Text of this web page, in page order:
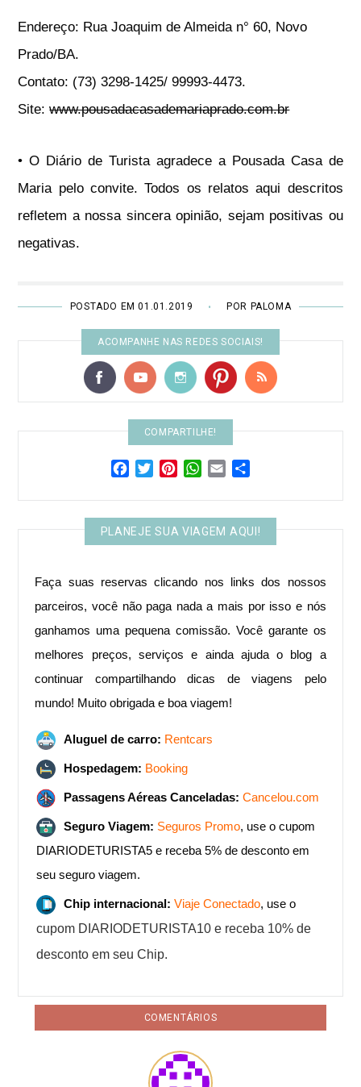
Endereço: Rua Joaquim de Almeida n° 60, Novo
Prado/BA.
Contato: (73) 3298-1425/ 99993-4473.
Site:www.pousadacasademariaprado.com.br
• O Diário de Turista agradece a Pousada Casa de
Maria pelo convite. Todos os relatos aqui descritos
refletem a nossa sincera opinião, sejam positivas ou
negativas.
POSTADO EM 01.01.2019 • POR PALOMA
ACOMPANHE NAS REDES SOCIAIS!
COMPARTILHE!
FacebookTwitterPinterestWhatsApp
Email
PLANEJE SUA VIAGEM AQUI!
Faça suas reservas clicando nos links dos nossos
parceiros, você não paga nada a mais por isso e nós
ganhamos uma pequena comissão. Você garante os
melhores preços, serviços e ainda ajuda o blog a
continuar compartilhando dicas de viagens pelo
mundo! ​Muito obrigada e boa viagem!
Aluguel de carro: Rentcars
Hospedagem: Booking
Passagens Aéreas Canceladas:Cancelou.com
Seguro Viagem: Seguros Promo, use o cupom
DIARIODETURISTA5 e receba 5% de desconto em
seu seguro viagem.
Chip internacional: Viaje Conectado, use o
cupom DIARIODETURISTA10 e receba 10% de
desconto em seu Chip.
COMENTÁRIOS